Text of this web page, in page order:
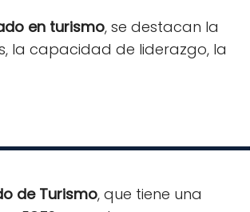
en turismo, se destacan la
la capacidad de liderazgo, la
de Turismo, que tiene una